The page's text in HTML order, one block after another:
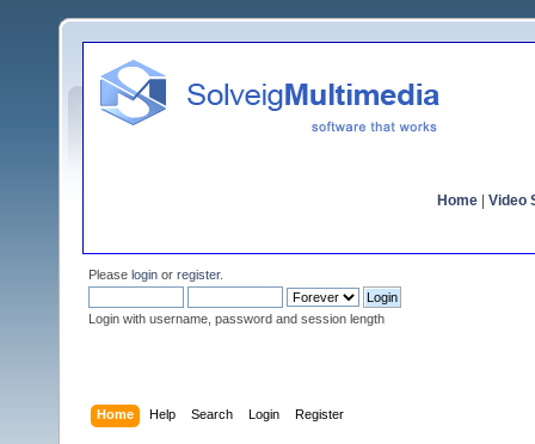
Home Video
Please login or register.
Login with username, password and session length
Home Help Search Login Register